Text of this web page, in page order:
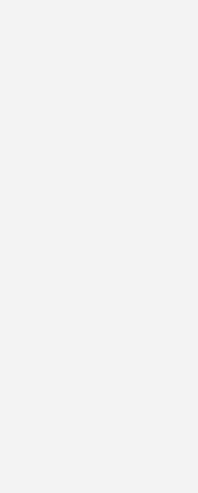
– Wie
in der Fensterbranche. In der
anhand eines
wirklich zählt – und
als